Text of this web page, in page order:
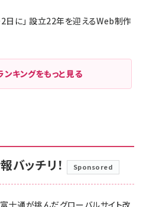
日に」 設立22年を迎えるWeb制作
キングをもっと見る
バッチリ！ Sponsored
士通が挑んだグローバルサイト改